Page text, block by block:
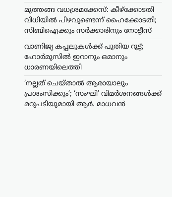
മുത്തങ്ങ വധശ്രമക്കേസ്: കീഴ്‌ക്കോടതി
വിധിയിൽ പിഴവുണ്ടെന്ന് ഹൈക്കോടതി;
സിബിഐക്കും സർക്കാരിനും നോട്ടീസ്
വാണിജ്യ കപ്പലുകൾക്ക് പുതിയ റൂട്ട്;
ഹോർമുസിൽ ഇറാനും ഒമാനും
ധാരണയിലെത്തി
‘നല്ലത് ചെയ്താൽ ആരായാലും
പ്രശംസിക്കും’; ‘സംഘി’ വിമർശനങ്ങൾക്ക്
മറുപടിയുമായി ആർ. മാധവൻ